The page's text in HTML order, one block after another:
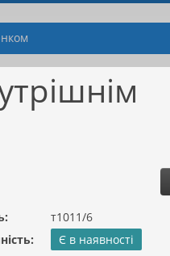
т1011/6
Є в наявності